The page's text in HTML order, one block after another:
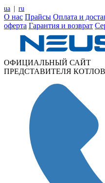
ua ru
О нас Прайсы Оплата и
оферта Гарантия и возврат
ОФИЦИАЛЬНЫЙ САЙТ
ПРЕДСТАВИТЕЛЯ КОТЛОВ